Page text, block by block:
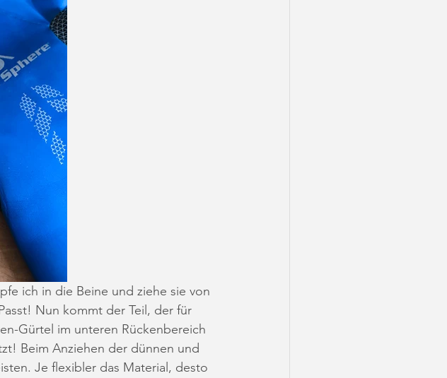
ich in die Beine und ziehe sie von
Nun kommt der Teil, der für
Gürtel im unteren Rückenbereich
Beim Anziehen der dünnen und
Je flexibler das Material, desto